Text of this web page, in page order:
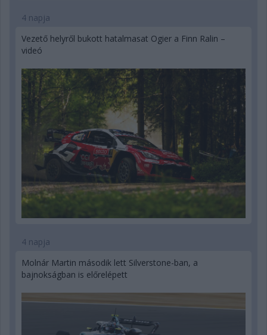
4 napja
Vezető helyről bukott hatalmasat Ogier a Finn Ralin –
videó
4 napja
Molnár Martin második lett Silverstone-ban, a
bajnokságban is előrelépett